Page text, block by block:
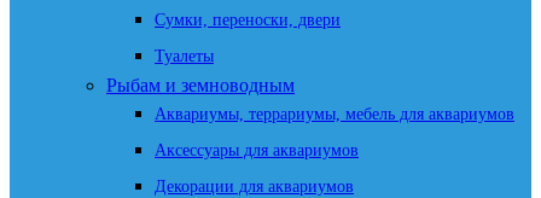
Сумки, переноски, двери
Туалеты
Рыбам и земноводным
Аквариумы, террариумы, мебель для аквариумов
Аксессуары для аквариумов
Декорации для аквариумов